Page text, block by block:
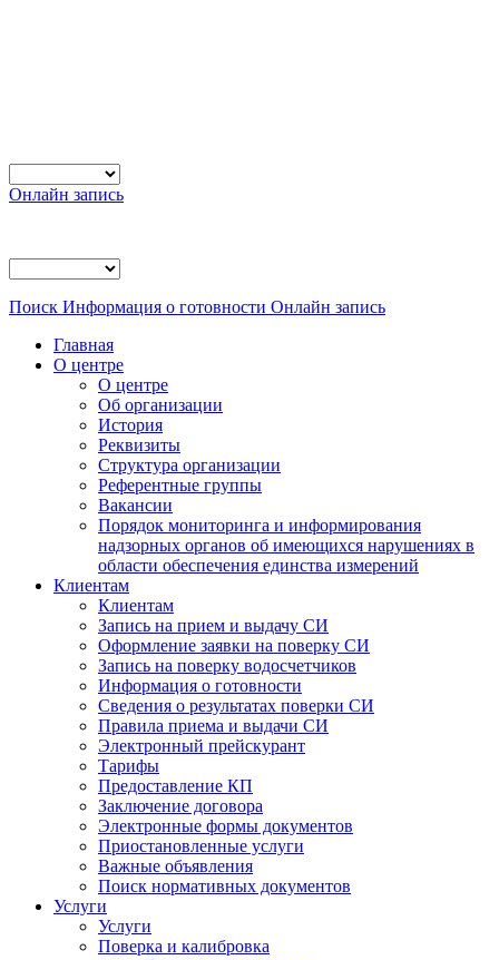
Онлайн запись
Поиск Информация о готовности Онлайн запись
Главная
О центре
О центре
Об организации
История
Реквизиты
Структура организации
Референтные группы
Вакансии
Порядок мониторинга и информирования
надзорных органов об имеющихся нарушениях в
области обеспечения единства измерений
Клиентам
Клиентам
Запись на прием и выдачу СИ
Оформление заявки на поверку СИ
Запись на поверку водосчетчиков
Информация о готовности
Сведения о результатах поверки СИ
Правила приема и выдачи СИ
Электронный прейскурант
Тарифы
Предоставление КП
Заключение договора
Электронные формы документов
Приостановленные услуги
Важные объявления
Поиск нормативных документов
Услуги
Услуги
Поверка и калибровка